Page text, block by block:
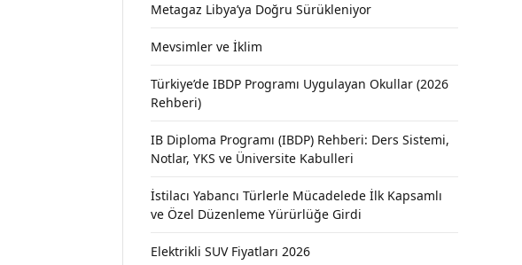
Metagaz Libya’ya Doğru Sürükleniyor
Mevsimler ve İklim
Türkiye’de IBDP Programı Uygulayan Okullar (2026
Rehberi)
IB Diploma Programı (IBDP) Rehberi: Ders Sistemi,
Notlar, YKS ve Üniversite Kabulleri
İstilacı Yabancı Türlerle Mücadelede İlk Kapsamlı
ve Özel Düzenleme Yürürlüğe Girdi
Elektrikli SUV Fiyatları 2026